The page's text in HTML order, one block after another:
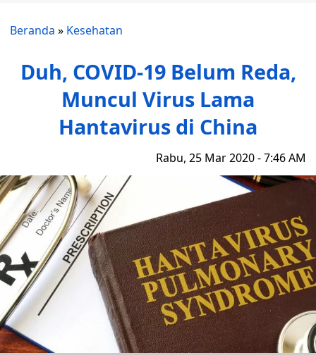
Beranda » Kesehatan
Duh, COVID-19 Belum Reda,
Muncul Virus Lama
Hantavirus di China
Rabu, 25 Mar 2020 - 7:46 AM